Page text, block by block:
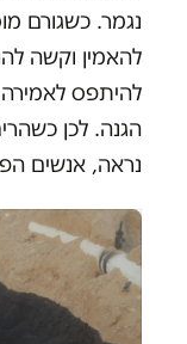
נגמר. כשגורם
להאמין וקשה
להיתפס
הגנה. לכן
נראה, אנשים